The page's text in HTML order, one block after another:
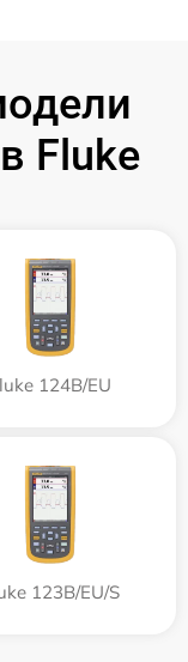
Fluke
124B/EU
123B/EU/S